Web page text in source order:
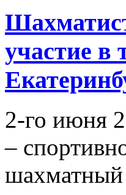
участие в
2-го июня
–
шахматный